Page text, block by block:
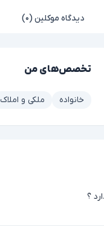
دیدگاه موکلین (۰)
تخصص‌های من
خانواده ملکی و املاک
؟